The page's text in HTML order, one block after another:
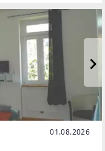
01.08.2026